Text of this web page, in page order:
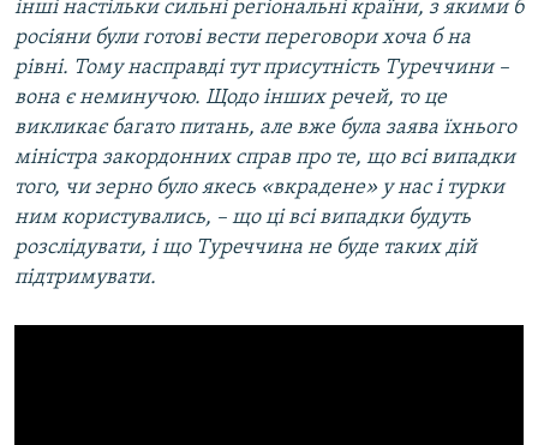
інші настільки сильні регіональні країни, з якими б
росіяни були готові вести переговори хоча б на
рівні. Тому насправді тут присутність Туреччини –
вона є неминучою. Щодо інших речей, то це
викликає багато питань, але вже була заява їхнього
міністра закордонних справ про те, що всі випадки
того, чи зерно було якесь «вкрадене» у нас і турки
ним користувались, – що ці всі випадки будуть
розслідувати, і що Туреччина не буде таких дій
підтримувати.